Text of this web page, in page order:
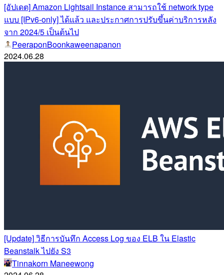
[อัปเดต] Amazon Lightsail Instance สามารถใช้ network type
แบบ [IPv6-only] ได้แล้ว และประกาศการปรับขึ้นค่าบริการหลัง
จาก 2024/5 เป็นต้นไป
PeeraponBoonkaweenapanon
2024.06.28
[Update] วิธีการบันทึก Access Log ของ ELB ใน Elastic
Beanstalk ไปยัง S3
Tinnakorn Maneewong